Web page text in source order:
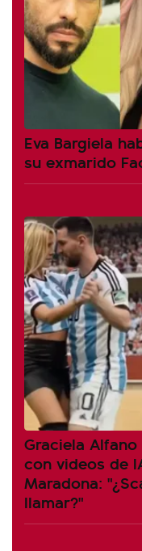
Eva Bargiela
su exmarido
Graciela
con videos de
Maradona:
llamar?"